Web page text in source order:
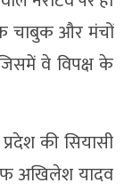
चाबुक और मंचों
वे विपक्ष के
की सियासी
अखिलेश यादव